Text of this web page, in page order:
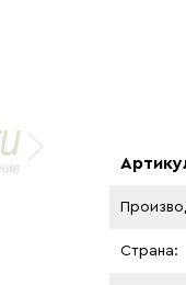
Страна: